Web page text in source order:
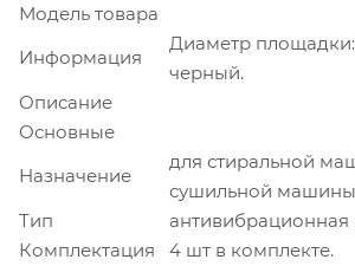
Модель товара
Информация
Диаметр
черный.
Описание
Основные
Назначение
для стиральной
сушильной машины
Тип
антивибрационная
Комплектация
4 шт в комплекте.